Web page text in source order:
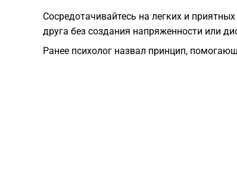
Сосредотачивайтесь на легких и
друга без создания напряженности или
Ранее психолог назвал принцип,